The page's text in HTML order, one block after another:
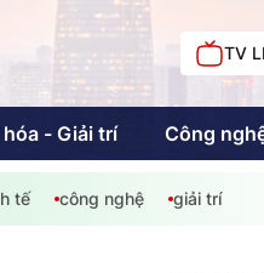
TV
hóa - Giải trí Công
Kinh tế
tế công nghệ giải trí